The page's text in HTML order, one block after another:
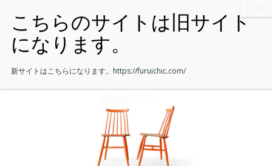
新サイトはこちらになります。 https://furuichic.com/